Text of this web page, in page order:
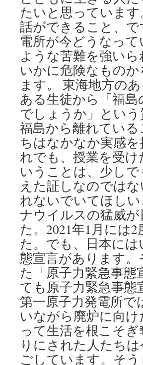
たいと思っていま
話ができること、
電所が今どうなっ
ような苦難を強い
いかに危険なもの
ます。 東海地方の
ある生徒から「福
でしょうか」とい
福島から離れてい
ちはなかなか実感
れでも、授業を受
いうことは、少し
えた証しなのでは
れないでいてほし
ナウイルスの猛威
た。2021年1月には
た。でも、日本に
態宣言があります。
た「原子力緊急事態
ても原子力緊急事
第一原子力発電所
いながら廃炉に向
って生活を根こそ
りにされた人たち
ごしています。そ